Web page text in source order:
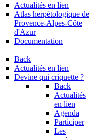
Actualités en lien
Atlas herpétologique de
Provence-Alpes-Côte
d'Azur
Documentation
Back
Actualités en lien
Devine qui criquette ?
Back
Actualités
en lien
Agenda
Participer
Les